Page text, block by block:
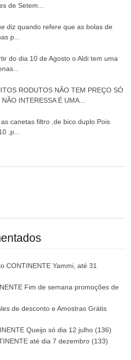
de Setem...
diz quando refere que as bolas de
p...
do dia 10 de Agosto o Aldi tem uma
RODUTOS NÃO TEM PREÇO SÓ
INTERESSA É UMA...
canetas filtro ,de bico duplo Pois
,p...
CONTINENTE Yammi, até 31
Fim de semana promoções de
de desconto e Amostras Grátis
Queijo só dia 12 julho (136)
até dia 7 dezembro (133)